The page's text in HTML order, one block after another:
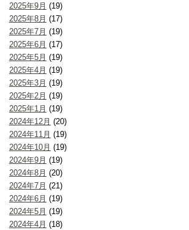
2025年9月 (19)
2025年8月 (17)
2025年7月 (19)
2025年6月 (17)
2025年5月 (19)
2025年4月 (19)
2025年3月 (19)
2025年2月 (19)
2025年1月 (19)
2024年12月 (20)
2024年11月 (19)
2024年10月 (19)
2024年9月 (19)
2024年8月 (20)
2024年7月 (21)
2024年6月 (19)
2024年5月 (19)
2024年4月 (18)